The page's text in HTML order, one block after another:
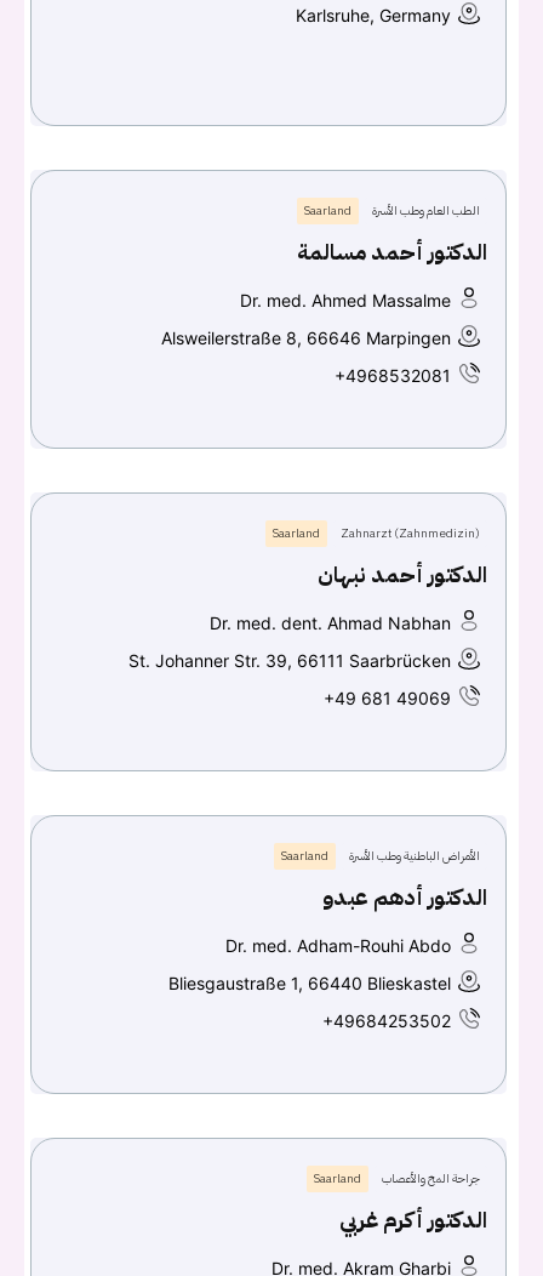
Karlsruhe, Germany
الطب العام وطب الأسرة Saarland
الدكتور أحمد مسالمة
Dr. med. Ahmed Massalme
Alsweilerstraße 8, 66646 Marpingen
+4968532081
Zahnarzt (Zahnmedizin)
Saarland
الدكتور أحمد نبهان
Dr. med. dent. Ahmad Nabhan
St. Johanner Str. 39, 66111 Saarbrücken
+49 681 49069
الأمراض الباطنية وطب الأسرة Saarland
الدكتور أدهم عبدو
Dr. med. Adham-Rouhi Abdo
Bliesgaustraße 1, 66440 Blieskastel
+49684253502
جراحة المخ والأعصاب Saarland
الدكتور أكرم غربي
Dr. med. Akram Gharbi